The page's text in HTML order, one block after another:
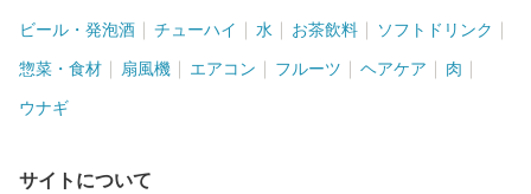
ビール・発泡酒 チューハイ 水 お茶飲料 ソフトドリンク
惣菜・食材 扇風機 エアコン フルーツ ヘアケア 肉
ウナギ
サイトについて